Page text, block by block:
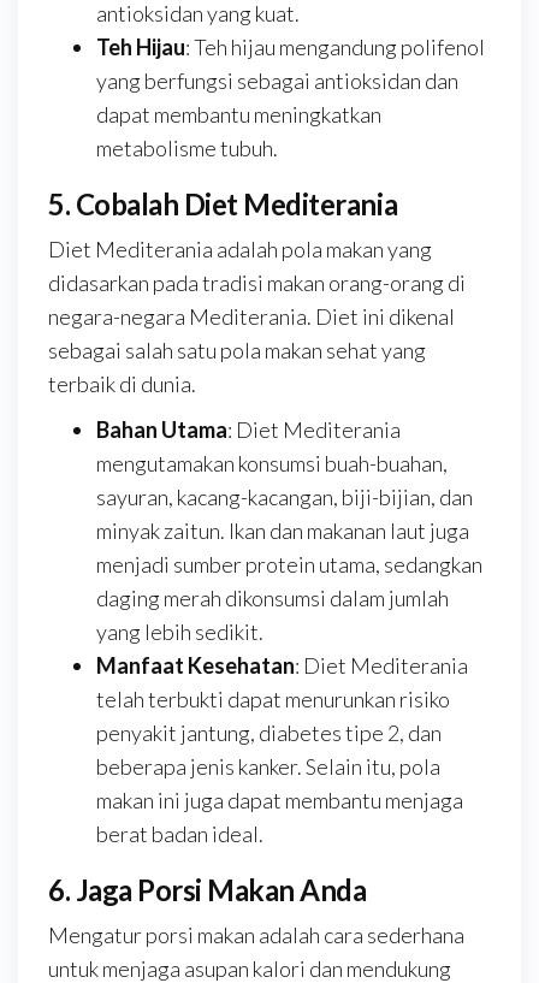
antioksidan yang kuat.
Teh Hijau: Teh hijau mengandung polifenol
yang berfungsi sebagai antioksidan dan
dapat membantu meningkatkan
metabolisme tubuh.
5. Cobalah Diet Mediterania
Diet Mediterania adalah pola makan yang
didasarkan pada tradisi makan orang-orang di
negara-negara Mediterania. Diet ini dikenal
sebagai salah satu pola makan sehat yang
terbaik di dunia.
Bahan Utama: Diet Mediterania
mengutamakan konsumsi buah-buahan,
sayuran, kacang-kacangan, biji-bijian, dan
minyak zaitun. Ikan dan makanan laut juga
menjadi sumber protein utama, sedangkan
daging merah dikonsumsi dalam jumlah
yang lebih sedikit.
Manfaat Kesehatan: Diet Mediterania
telah terbukti dapat menurunkan risiko
penyakit jantung, diabetes tipe 2, dan
beberapa jenis kanker. Selain itu, pola
makan ini juga dapat membantu menjaga
berat badan ideal.
6. Jaga Porsi Makan Anda
Mengatur porsi makan adalah cara sederhana
untuk menjaga asupan kalori dan mendukung